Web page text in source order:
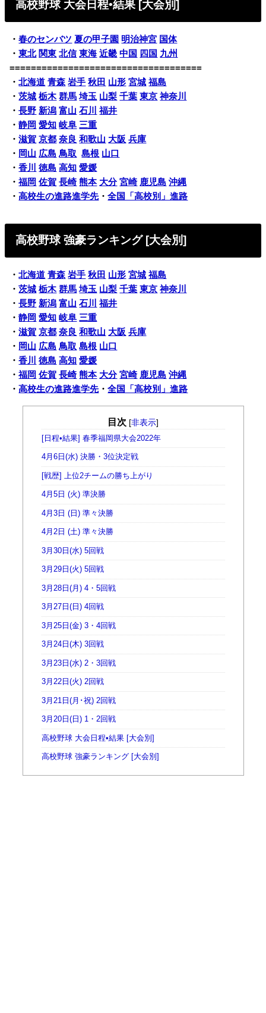
高校野球 大会日程•結果 [大会別]
・春のセンバツ 夏の甲子園 明治神宮 国体
・東北 関東 北信 東海 近畿 中国 四国 九州
====================================
・北海道 青森 岩手 秋田 山形 宮城 福島
・茨城 栃木 群馬 埼玉 山梨 千葉 東京 神奈川
・長野 新潟 富山 石川
福井
・静岡 愛知 岐阜 三重
・滋賀 京都 奈良 和歌山 大阪 兵庫
・ 岡山 広島 鳥取 島根 山口
・香川 徳島 高知 愛媛
・福岡 佐賀 長崎 熊本 大分 宮崎 鹿児島 沖縄
・高校生の進路進学先・全国「高校別」進路
高校野球 強豪ランキング [大会別]
・北海道 青森 岩手 秋田 山形 宮城 福島
・茨城 栃木 群馬 埼玉 山梨 千葉 東京 神奈川
・長野 新潟 富山 石川
福井
・静岡 愛知 岐阜 三重
・滋賀 京都 奈良 和歌山 大阪 兵庫
・ 岡山 広島 鳥取 島根 山口
・香川 徳島 高知 愛媛
・福岡 佐賀 長崎 熊本 大分 宮崎 鹿児島 沖縄
・高校生の進路進学先・全国「高校別」進路
目次 [非表示]
[日程•結果] 春季福岡県大会2022年
4月6日(水) 決勝・3位決定戦
[戦歴] 上位2チームの勝ち上がり
4月5日 (火) 準決勝
4月3日 (日) 準々決勝
4月2日 (土) 準々決勝
3月30日(水) 5回戦
3月29日(火) 5回戦
3月28日(月) 4・5回戦
3月27日(日) 4回戦
3月25日(金) 3・4回戦
3月24日(木) 3回戦
3月23日(水) 2・3回戦
3月22日(火) 2回戦
3月21日(月･祝) 2回戦
3月20日(日) 1・2回戦
高校野球 大会日程•結果 [大会別]
高校野球 強豪ランキング [大会別]